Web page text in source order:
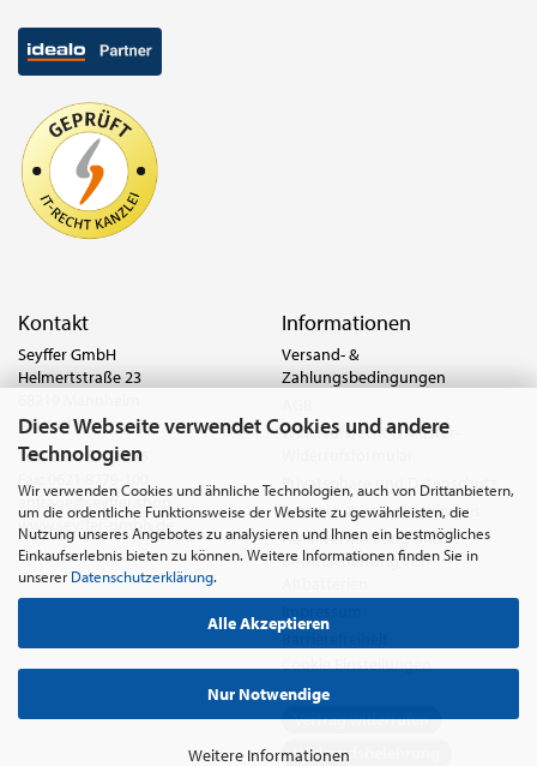
Diese Webseite verwendet Cookies und andere
Technologien
Wir verwenden Cookies und ähnliche Technologien, auch von Drittanbietern,
um die ordentliche Funktionsweise der Website zu gewährleisten, die
Nutzung unseres Angebotes zu analysieren und Ihnen ein bestmögliches
Einkaufserlebnis bieten zu können. Weitere Informationen finden Sie in
unserer Datenschutzerklärung.
Alle Akzeptieren
Nur Notwendige
Weitere Informationen
Kontakt
Seyffer GmbH
Helmertstraße 23
Deutschland
Tel.:0621 8779-555
anfrage@seyffer.shop
www.seyffer-gmbh.de
Informationen
Versand- &
Zahlungsbedingungen
Widerrufsrecht & Muster-
Privatsphäre und Datenschutz
Batterie- & Recyclinghinweis
Abfallvermeidung und
Bewirtschaftung von
Cookie Einstellungen
Vertrag widerrufen
Widerrufsbelehrung